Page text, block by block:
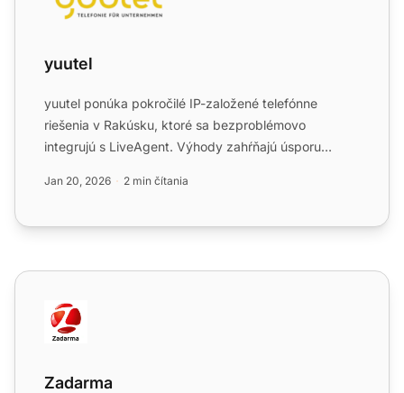
yuutel
yuutel ponúka pokročilé IP-založené telefónne
riešenia v Rakúsku, ktoré sa bezproblémovo
integrujú s LiveAgent. Výhody zahŕňajú úsporu
Jan 20, 2026 2 min čítania
Zadarma
Zadarma